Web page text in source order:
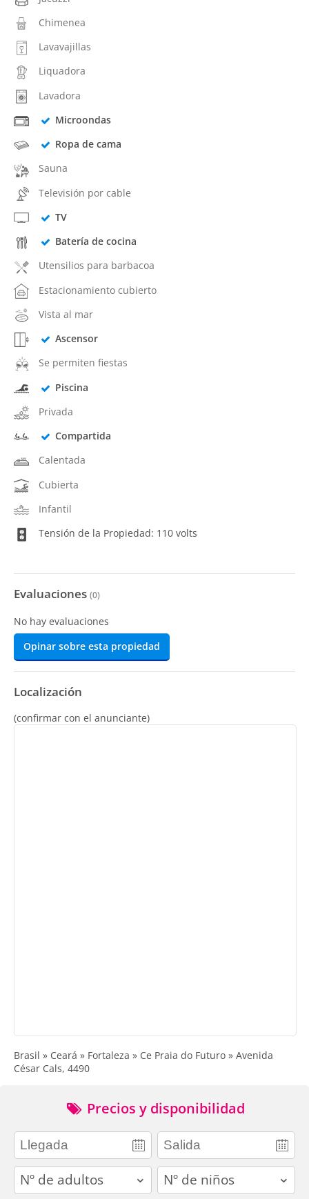
Chimenea
Lavavajillas
Liquadora
Lavadora
Microondas
Ropa de cama
Sauna
Televisión por cable
TV
Batería de cocina
Utensilios para barbacoa
Estacionamiento cubierto
Vista al mar
Ascensor
Se permiten fiestas
Piscina
Privada
Compartida
Calentada
Cubierta
Infantil
Tensión de la Propiedad: 110 volts
Evaluaciones (0)
No hay evaluaciones
Opinar sobre esta propiedad
Localización
(confirmar con el anunciante)
Brasil » Ceará » Fortaleza » Ce Praia do Futuro » Avenida
César Cals, 4490
Precios y disponibilidad
adults children